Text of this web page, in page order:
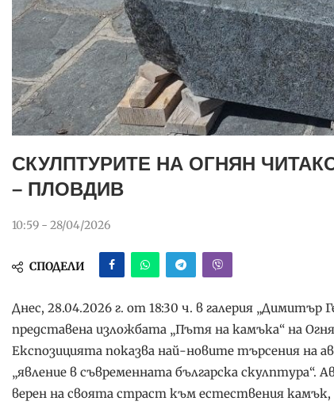
СКУЛПТУРИТЕ НА ОГНЯН
– ПЛОВДИВ
10:59 - 28/04/2026
СПОДЕЛИ
Днес, 28.04.2026 г. от 18:30 ч. в галерия „Димитър
представена изложбата „Пътя на камъка“ на
Експозицията показва най-новите търсения на
„явление в съвременната българска
верен на своята страст към естествения камък,